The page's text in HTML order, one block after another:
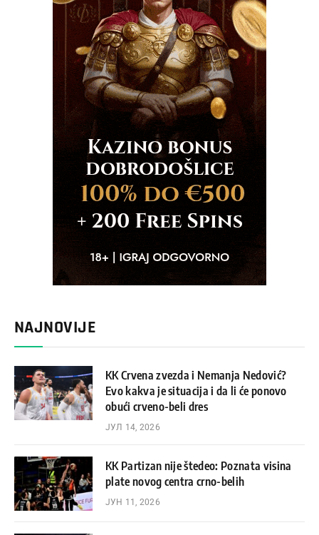
NAJNOVIJE
KK Crvena zvezda i Nemanja Nedović?
Evo kakva je situacija i da li će ponovo
obući crveno-beli dres
ЈУЛ 14, 2026
KK Partizan nije štedeo: Poznata visina
plate novog centra crno-belih
ЈУН 11, 2026